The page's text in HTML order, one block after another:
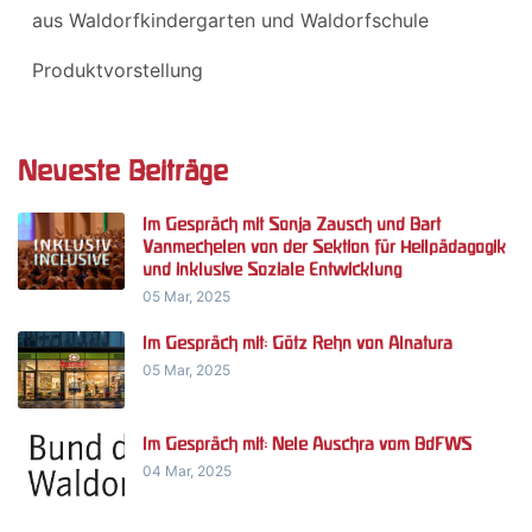
aus Waldorfkindergarten und Waldorfschule
Produktvorstellung
Neueste Beiträge
Im Gespräch mit Sonja Zausch und Bart
Vanmechelen von der Sektion für Heilpädagogik
und inklusive Soziale Entwicklung
05 Mar, 2025
Im Gespräch mit: Götz Rehn von Alnatura
05 Mar, 2025
Im Gespräch mit: Nele Auschra vom BdFWS
04 Mar, 2025